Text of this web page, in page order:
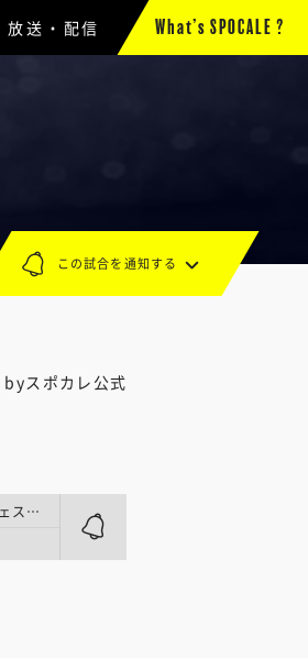
放送・配信 What’s SPOCALE ?
byスポカレ公式
プロ野球 | パ・リーグ公式戦／アオフェス2026
この試合を通知する